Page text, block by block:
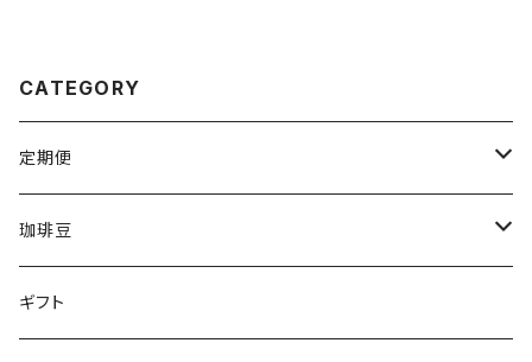
CATEGORY
定期便
毎月1回200ｇ×3 ※送料込み（全6回）
毎月１回200g×6※送料無料（全6回）
珈琲豆
タンザニア・ルカ二村フェアトレード200g
ギフト